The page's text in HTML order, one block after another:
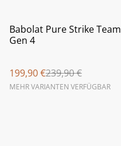
%
Babolat Pure Strike Team
Gen 4
199,90 €239,90 €
MEHR VARIANTEN VERFÜGBAR